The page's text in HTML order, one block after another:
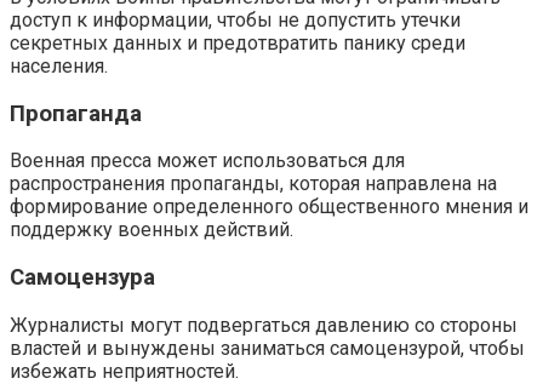
доступ к информации, чтобы не допустить утечки
секретных данных и предотвратить панику среди
населения.
Пропаганда
Военная пресса может использоваться для
распространения пропаганды, которая направлена на
формирование определенного общественного мнения и
поддержку военных действий.
Самоцензура
Журналисты могут подвергаться давлению со стороны
властей и вынуждены заниматься самоцензурой, чтобы
избежать неприятностей.